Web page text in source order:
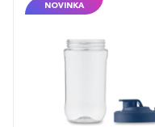
NOVINKA